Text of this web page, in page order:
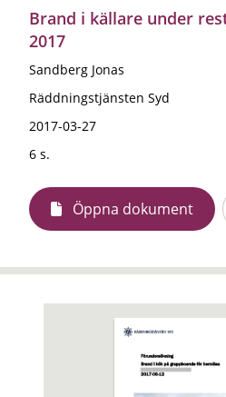
Brand i källare under
2017
Sandberg Jonas
Räddningstjänsten Syd
2017-03-27
6 s.
Öppna dokument